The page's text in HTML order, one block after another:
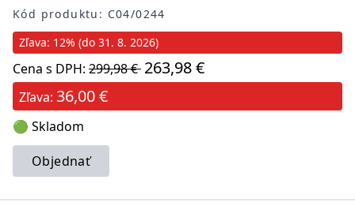
Kód produktu: C04/0244
Zľava: 12% (do 31. 8. 2026)
Cena s DPH: 299,98 € 263,98 €
Zľava: 36,00 €
🟢 Skladom
Objednať